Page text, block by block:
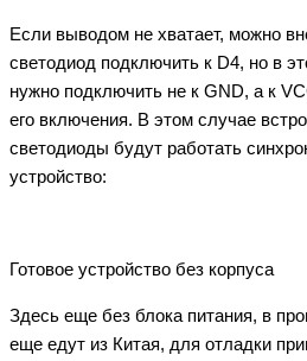
Если выводом не хватает, можно
светодиод подключить к D4, но в
нужно подключить не к GND, а к
его включения. В этом случае
светодиоды будут работать
устройство:
Готовое устройство без корпуса
Здесь еще без блока питания, в
еще едут из Китая, для отладки